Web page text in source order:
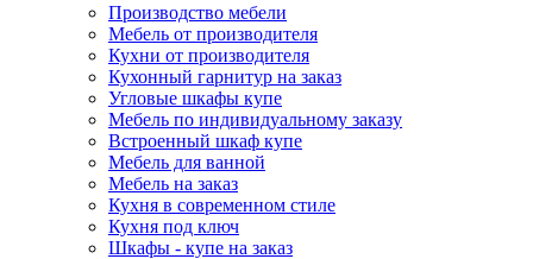
Производство мебели
Мебель от производителя
Кухни от производителя
Кухонный гарнитур на заказ
Угловые шкафы купе
Мебель по индивидуальному заказу
Встроенный шкаф купе
Мебель для ванной
Мебель на заказ
Кухня в современном стиле
Кухня под ключ
Шкафы - купе на заказ